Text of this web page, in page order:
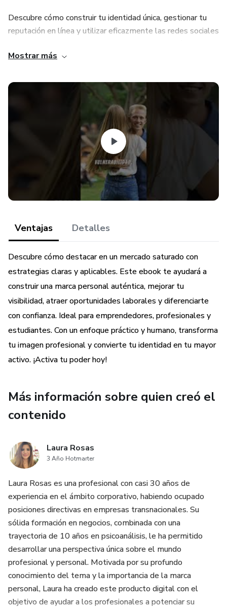
Descubre cómo construir tu identidad única, gestionar tu
reputación en línea y utilizar eficazmente las redes sociales
métodos probados y casos prácticos exitosos, aprenderás
ingresos y convertirte en un referente en tu sector.
¿Qué lograrás con este libro?
* Claridad sobre quién eres y qué puedes ofrecer.
* Estrategias efectivas para aumentar tu visibilidad.
* Construcción y mantenimiento de confianza y
autenticidad.
* Técnicas avanzadas de networking y creación de
* Posicionamiento como experto y aumento significativo
de tus ingresos.
Tu marca personal es tu activo más valioso: aprende a
potenciarla y empieza hoy mismo tu camino hacia el éxito.
Mostrar más
Ventajas Detalles
Descubre cómo destacar en un mercado saturado con
estrategias claras y aplicables. Este ebook te ayudará a
construir una marca personal auténtica, mejorar tu
visibilidad, atraer oportunidades laborales y diferenciarte
con confianza. Ideal para emprendedores, profesionales y
estudiantes. Con un enfoque práctico y humano, transforma
tu imagen profesional y convierte tu identidad en tu mayor
activo. ¡Activa tu poder hoy!
Más información sobre quien creó el
contenido
Laura Rosas
3 Año Hotmarter
Laura Rosas es una profesional con casi 30 años de
experiencia en el ámbito corporativo, habiendo ocupado
posiciones directivas en empresas transnacionales. Su
sólida formación en negocios, combinada con una
trayectoria de 10 años en psicoanálisis, le ha permitido
desarrollar una perspectiva única sobre el mundo
profesional y personal. Motivada por su profundo
conocimiento del tema y la importancia de la marca
personal, Laura ha creado este producto digital con el
objetivo de ayudar a los profesionales a potenciar su